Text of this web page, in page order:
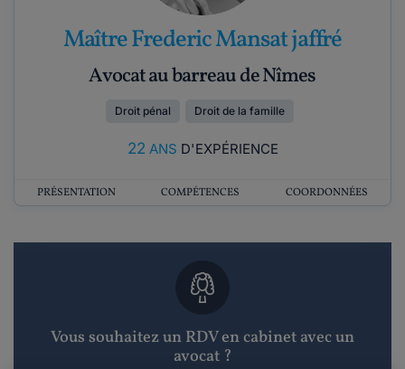
Maître Frederic Mansat jaffré
Avocat au barreau de Nîmes
Droit pénal Droit de la famille
22 ANS D'EXPÉRIENCE
PRÉSENTATION COMPÉTENCES COORDONNÉES
Vous souhaitez un RDV en cabinet avec un
avocat ?